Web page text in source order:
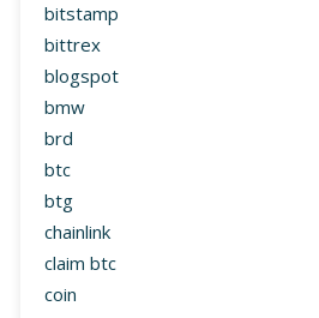
bitstamp
bittrex
blogspot
bmw
brd
btc
btg
chainlink
claim btc
coin